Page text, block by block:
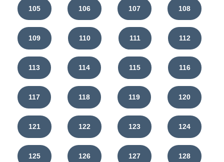
105 106 107 108
109 110 111 112
113 114 115 116
117 118 119 120
121 122 123 124
125 126 127 128